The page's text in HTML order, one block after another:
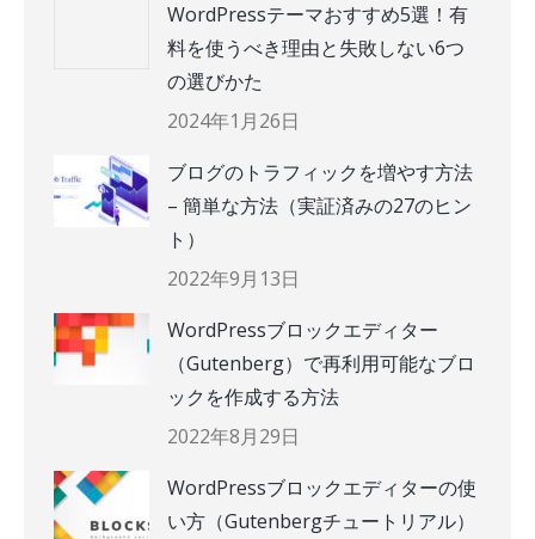
WordPressテーマおすすめ5選！有
料を使うべき理由と失敗しない6つ
の選びかた
2024年1月26日
ブログのトラフィックを増やす方法
– 簡単な方法（実証済みの27のヒン
ト）
2022年9月13日
WordPressブロックエディター
（Gutenberg）で再利用可能なブロ
ックを作成する方法
2022年8月29日
WordPressブロックエディターの使
い方（Gutenbergチュートリアル）